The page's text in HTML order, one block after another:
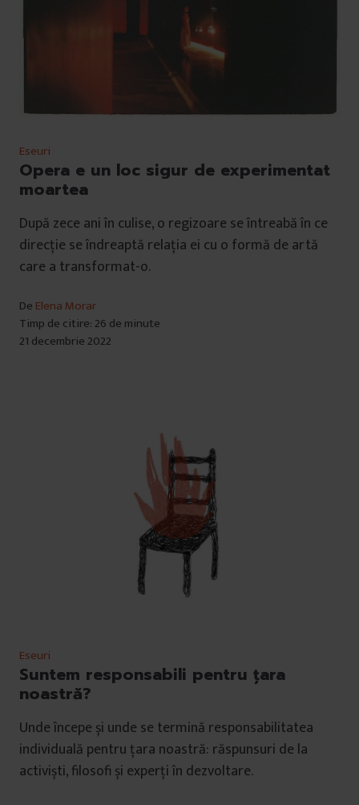
Eseuri
Opera e un loc sigur de experimentat
moartea
După zece ani în culise, o regizoare se întreabă în ce
direcție se îndreaptă relația ei cu o formă de artă
care a transformat-o.
De Elena Morar
Timp de citire: 26 de minute
21 decembrie 2022
Eseuri
Suntem responsabili pentru țara
noastră?
Unde începe și unde se termină responsabilitatea
individuală pentru țara noastră: răspunsuri de la
activiști, filosofi și experți în dezvoltare.